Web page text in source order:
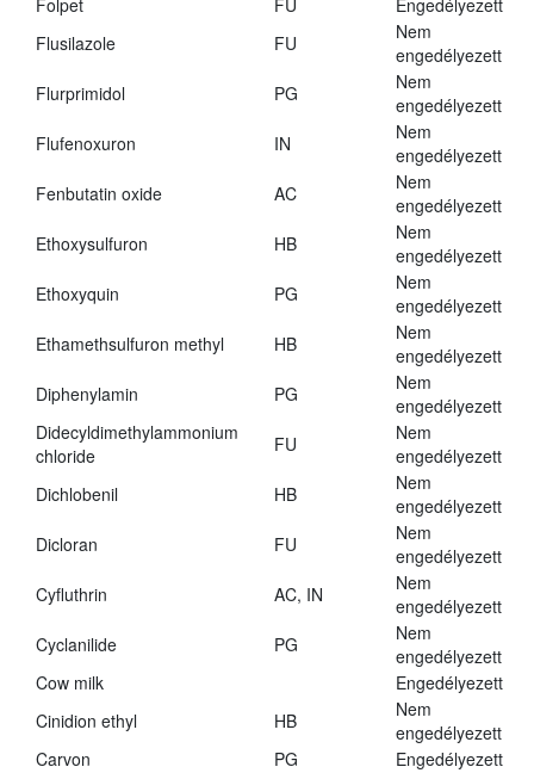
Folpet
FU
Engedélyezett
Flusilazole
FU
Nem
engedélyezett
Flurprimidol
PG
Nem
engedélyezett
Flufenoxuron
IN
Nem
engedélyezett
Fenbutatin oxide
AC
Nem
engedélyezett
Ethoxysulfuron
HB
Nem
engedélyezett
Ethoxyquin
PG
Nem
engedélyezett
Ethamethsulfuron methyl
HB
Nem
engedélyezett
Diphenylamin
PG
Nem
engedélyezett
Didecyldimethylammonium
chloride
FU
Nem
engedélyezett
Dichlobenil
HB
Nem
engedélyezett
Dicloran
FU
Nem
engedélyezett
Cyfluthrin
AC, IN
Nem
engedélyezett
Cyclanilide
PG
Nem
engedélyezett
Cow milk
Engedélyezett
Cinidion ethyl
HB
Nem
engedélyezett
Carvon
PG Engedélyezett